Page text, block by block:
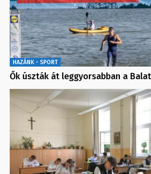
HAZÁNK - SPORT
Ők úszták át leggyorsabban a